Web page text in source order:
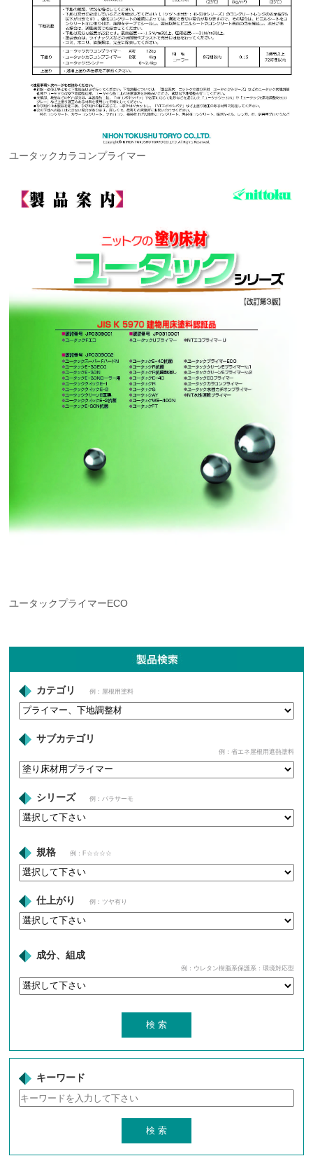
ユータックカラコンプライマー
ユータックプライマーECO
カテゴリ 例：屋根用塗料
サブカテゴリ
例：省エネ屋根用遮熱塗料
シリーズ 例：パラサーモ
規格 例：F☆☆☆☆
仕上がり 例：ツヤ有り
成分、組成
例：ウレタン樹脂系保護系：環境対応型
キーワード